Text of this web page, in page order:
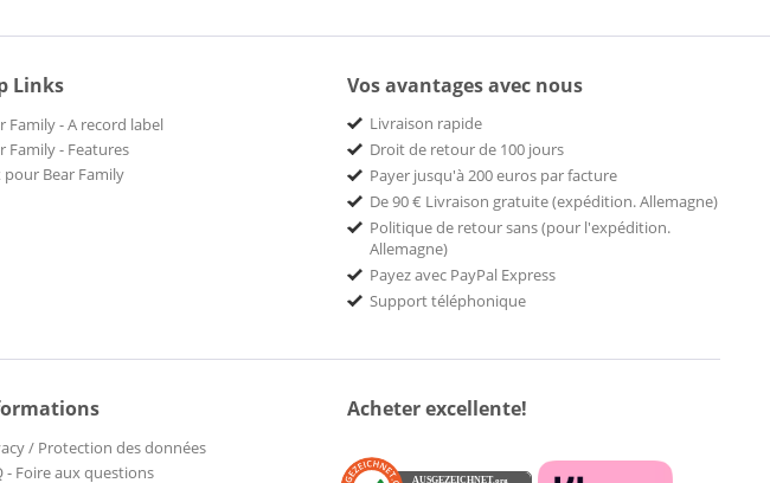
Links
Family - A record label
Family - Features
pour Bear Family
Vos avantages avec nous
Livraison rapide
Droit de retour de 100 jours
Payer jusqu'à 200 euros par facture
De 90 € Livraison gratuite (expédition. Allemagne)
Politique de retour sans (pour l'expédition.
Allemagne)
Payez avec PayPal Express
Support téléphonique
/ Protection des données
- Foire aux questions
Acheter excellente!
AUSGEZEICHNET.org